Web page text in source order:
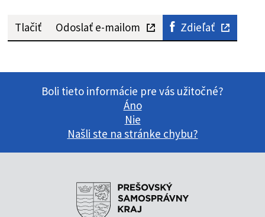
Tlačiť Odoslať e-mailom Zdieľať
Boli tieto informácie pre vás užitočné?
Áno
Nie
Našli ste na stránke chybu?